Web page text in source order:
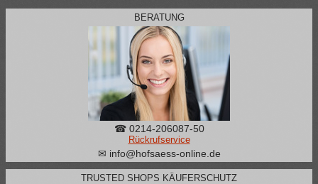
BERATUNG
☎ 0214-206087-50
Rückrufservice
✉ info@hofsaess-online.de
TRUSTED SHOPS KÄUFERSCHUTZ